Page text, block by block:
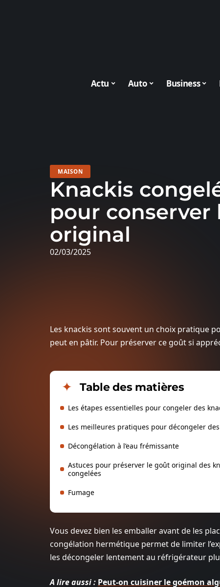
Actu Auto Business
MAISON
Knackis
pour conserver
original
02/03/2025
Les knackis sont souvent un choix pratique
peut en pâtir. Pour préserver ce goût si
Table des matières
Les étapes essentielles pour congeler des
Les meilleures pratiques pour décongeler
Décongélation à l’eau frémissante
Astuces pour préserver le goût original des
congelées
Fumage
Vous devez bien les emballer avant de les
congélation hermétique permet de limiter
les décongeler lentement au réfrigérateur
A lire aussi : Peut-on cuisiner le goémon